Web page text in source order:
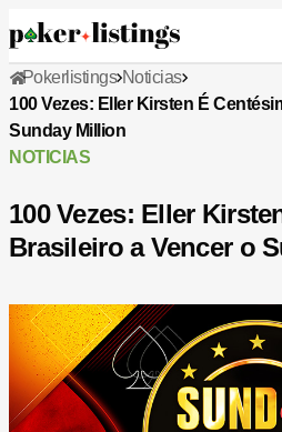
Pokerlistings Noticias
100 Vezes: Eller Kirsten É
Sunday Million
NOTICIAS
100 Vezes: Eller
Brasileiro a Vencer o